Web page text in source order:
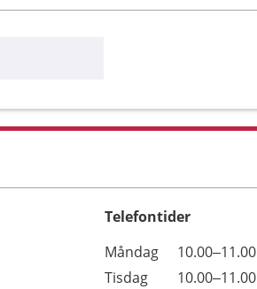
Telefontider
Dag
Öppettider
Kommentarer
Måndag
10.00–11.00
Tisdag
10.00–11.00